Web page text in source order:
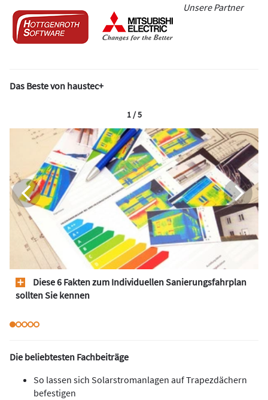
Unsere Partner
Das Beste von haustec+
Diese 6 Fakten zum Individuellen Sanierungsfahrplan
sollten Sie kennen
1 / 5
Die beliebtesten Fachbeiträge
So lassen sich Solarstromanlagen auf Trapezdächern
befestigen